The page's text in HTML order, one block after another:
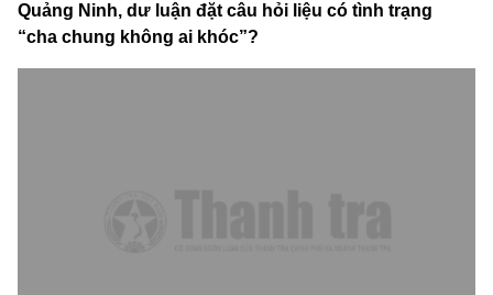
Quảng Ninh, dư luận đặt câu hỏi liệu có tình trạng
“cha chung không ai khóc”?